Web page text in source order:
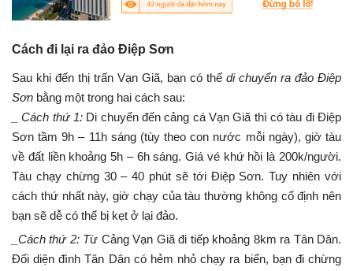
Cách đi lại ra đảo Điệp Sơn
Sau khi đến thị trấn Vạn Giã, bạn có thể di chuyển ra đảo Điệp
Sơn bằng một trong hai cách sau:
_ Cách thứ 1: Di chuyển đến cảng cá Vạn Giã thì có tàu đi Điệp
Sơn tầm 9h – 11h sáng (tùy theo con nước mỗi ngày), giờ tàu
về đất liền khoảng 5h – 6h sáng. Giá vé khứ hồi là 200k/người.
Tàu chạy chừng 30 – 40 phút sẽ tới Điệp Sơn. Tuy nhiên với
cách thứ nhất này, giờ chạy của tàu thường không cố định nên
bạn sẽ dễ có thể bị kẹt ở lại đảo.
_Cách thứ 2: Từ Cảng Vạn Giã đi tiếp khoảng 8km ra Tân Dân.
Đối diện đình Tân Dân có hẻm nhỏ chạy ra biển, bạn đi chừng